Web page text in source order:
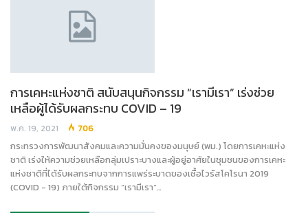
การเคหะแห่งชาติ สนับสนุนกิจกรรม “เรามีเรา” เร่งช่วย
เหลือผู้ได้รับผลกระทบ COVID – 19
พ.ค. 19, 2021 706
กระทรวงการพัฒนาสังคมและความมั่นคงของมนุษย์ (พม.) โดยการเคหะแห่ง
ชาติ เร่งให้ความช่วยเหลือกลุ่มเปราะบางและผู้อยู่อาศัยในชุมชนของการเคหะ
แห่งชาติที่ได้รับผลกระทบจากการแพร่ระบาดของเชื้อไวรัสโคโรนา 2019
(COVID - 19) ภายใต้กิจกรรม “เรามีเรา”…